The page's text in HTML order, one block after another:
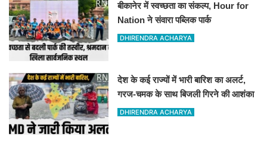
बीकानेर में स्वच्छता का संकल्प, Hour for
Nation ने संवारा पब्लिक पार्क
DHIRENDRA ACHARYA
देश के कई राज्यों में भारी बारिश का अलर्ट,
गरज-चमक के साथ बिजली गिरने की आशंका
DHIRENDRA ACHARYA